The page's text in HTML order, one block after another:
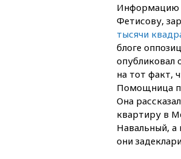
Информацию
Фетисову,
тысячи
блоге
опубликовал
на тот факт,
Помощница
Она
квартиру в
Навальный, а
они